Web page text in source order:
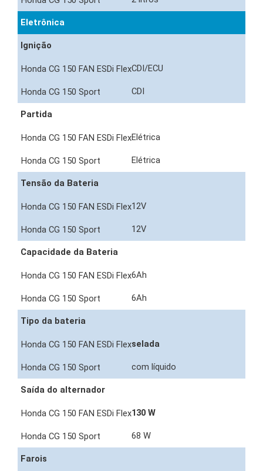
Eletrônica
Ignição
CDI/ECU
CDI
Partida
Elétrica
Elétrica
Tensão da Bateria
12V
12V
Capacidade da Bateria
6Ah
6Ah
Tipo da bateria
selada
com líquido
Saída do alternador
130 W
68 W
Farois